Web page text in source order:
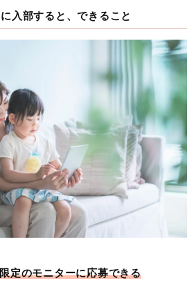
入部すると、できること
定のモニターに応募できる